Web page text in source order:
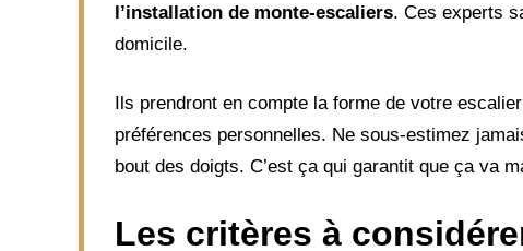
l’installation de monte-escaliers. Ces experts
domicile.
Ils prendront en compte la forme de votre
préférences personnelles. Ne sous-estimez
bout des doigts. C’est ça qui garantit que ça va
Les critères à